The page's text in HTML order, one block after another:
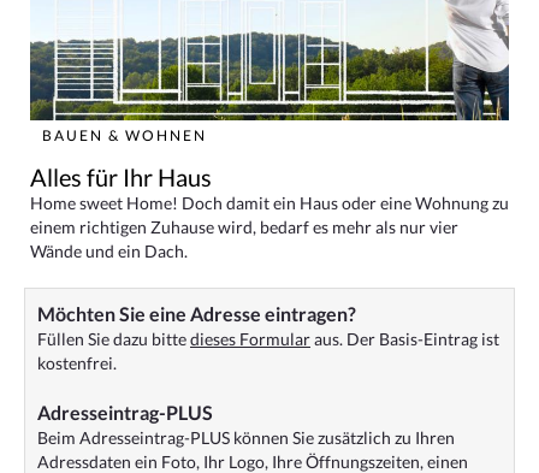
BAUEN & WOHNEN
Alles für Ihr Haus
Home sweet Home! Doch damit ein Haus oder eine Wohnung zu
einem richtigen Zuhause wird, bedarf es mehr als nur vier
Wände und ein Dach.
Möchten Sie eine Adresse eintragen?
Füllen Sie dazu bittedieses Formularaus. Der Basis-Eintrag ist
kostenfrei.
Adresseintrag-PLUS
Beim Adresseintrag-PLUS können Sie zusätzlich zu Ihren
Adressdaten ein Foto, Ihr Logo, Ihre Öffnungszeiten, einen